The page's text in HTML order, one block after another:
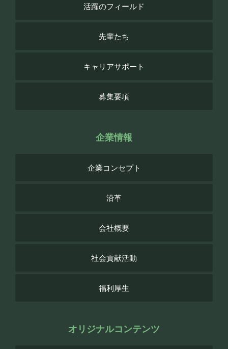
活躍のフィールド
先輩たち
キャリアサポート
募集要項
企業情報
企業コンセプト
沿革
会社概要
社会貢献活動
福利厚生
オリジナルコンテンツ